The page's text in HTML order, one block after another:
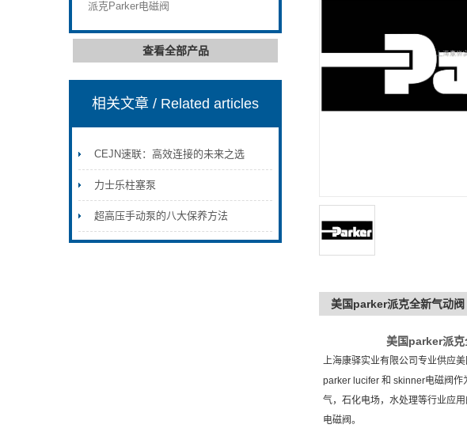
派克Parker电磁阀
查看全部产品
相关文章/ Related articles
CEJN速联：高效连接的未来之选
力士乐柱塞泵
超高压手动泵的八大保养方法
美国parker派克全新气动
美国parker派克
上海康驿实业有限公司专业供应
parker lucifer 和 skinner电磁阀作
气，石化电场，水处理等行业应
电磁阀。